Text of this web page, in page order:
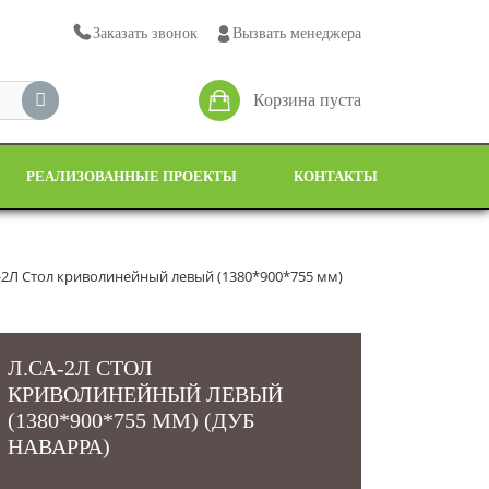
Заказать звонок Вызвать менеджера
Корзина пуста
РЕАЛИЗОВАННЫЕ ПРОЕКТЫ КОНТАКТЫ
Стол криволинейный левый (1380*900*755 мм)
Л.СА-2Л СТОЛ
КРИВОЛИНЕЙНЫЙ ЛЕВЫЙ
(1380*900*755 ММ) (ДУБ
НАВАРРА)